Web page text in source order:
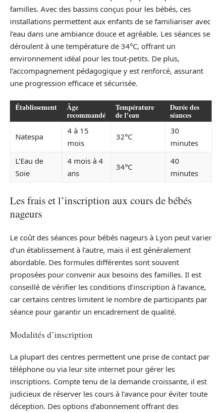
familles. Avec des bassins conçus pour les bébés, ces
installations permettent aux enfants de se familiariser avec
l’eau dans une ambiance douce et agréable. Les séances se
déroulent à une température de 34°C, offrant un
environnement idéal pour les tout-petits. De plus,
l’accompagnement pédagogique y est renforcé, assurant
une progression efficace et sécurisée.
Établissement Âge
recommandé
Température
de l’eau
Durée des
séances
Natespa
4 à 15
mois
32°C
30
minutes
L’Eau de
Soie
4 mois à 4
ans
34°C
40
minutes
Les frais et l’inscription aux cours de bébés
nageurs
Le coût des séances pour bébés nageurs à Lyon peut varier
d’un établissement à l’autre, mais il est généralement
abordable. Des formules différentes sont souvent
proposées pour convenir aux besoins des familles. Il est
conseillé de vérifier les conditions d’inscription à l’avance,
car certains centres limitent le nombre de participants par
séance pour garantir un encadrement de qualité.
Modalités d’inscription
La plupart des centres permettent une prise de contact par
téléphone ou via leur site internet pour gérer les
inscriptions. Compte tenu de la demande croissante, il est
judicieux de réserver les cours à l’avance pour éviter toute
déception. Des options d’abonnement offrant des